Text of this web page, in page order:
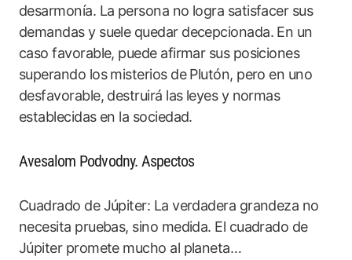
desarmonía. La persona no logra satisfacer sus
demandas y suele quedar decepcionada. En un
caso favorable, puede afirmar sus posiciones
superando los misterios de Plutón, pero en uno
desfavorable, destruirá las leyes y normas
establecidas en la sociedad.
Avesalom Podvodny. Aspectos
Cuadrado de Júpiter: La verdadera grandeza no
necesita pruebas, sino medida. El cuadrado de
Júpiter promete mucho al planeta…